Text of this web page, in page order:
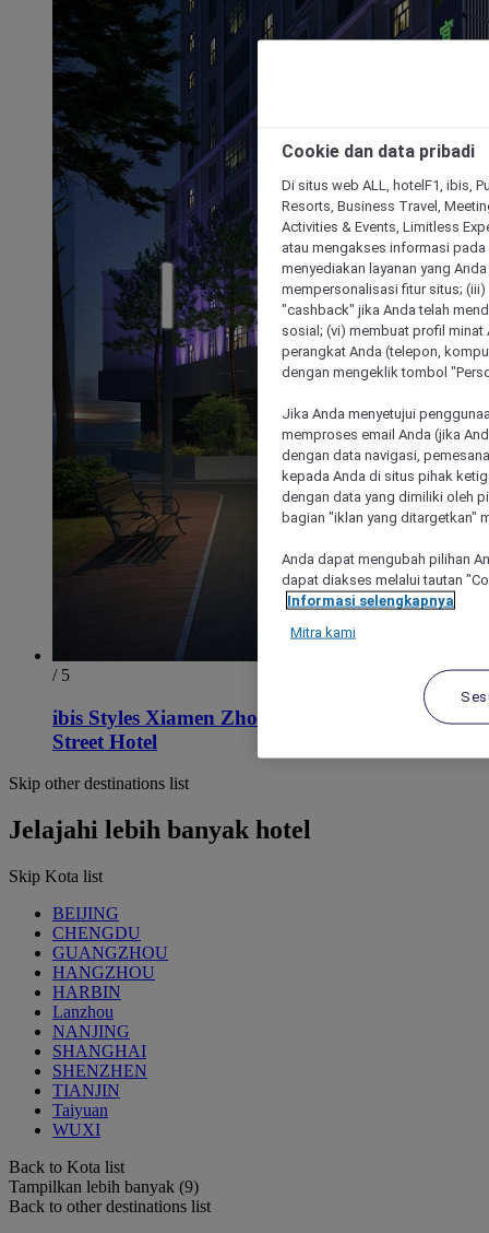
/ 5
ibis Styles Xiamen Zhongshan Rd Walking
Street Hotel
Skip other destinations list
Jelajahi lebih banyak hotel
Skip Kota list
BEIJING
CHENGDU
GUANGZHOU
HANGZHOU
HARBIN
Lanzhou
NANJING
SHANGHAI
SHENZHEN
TIANJIN
Taiyuan
WUXI
Back to Kota list
Tampilkan lebih banyak (9)
Back to other destinations list
Cookie dan data pribadi
Di situs web ALL, hotelF1, ibis,
Resorts, Business Travel,
Activities & Events, Limitless
atau mengakses informasi
menyediakan layanan yang
mempersonalisasi fitur situs;
"cashback" jika Anda telah
sosial; (vi) membuat profil
perangkat Anda (telepon,
dengan mengeklik tombol
Jika Anda menyetujui
memproses email Anda (jika
dengan data navigasi,
kepada Anda di situs pihak
dengan data yang dimiliki oleh
bagian "iklan yang ditargetkan"
Anda dapat mengubah pilihan
dapat diakses melalui tautan
Informasi selengkapnya
Mitra kami